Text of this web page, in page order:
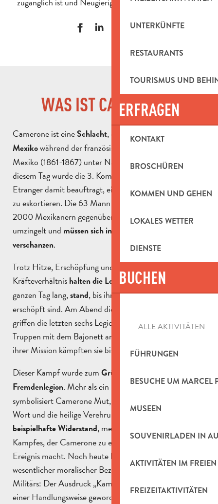
UNTERKÜNFTE
RESTAURANTS
TOURISMUS UND
ERFRAGEN
KONTAKT
BROSCHÜREN
KOMMEN UND GEHEN
LOKALES WETTER
DIENSTE
BUCHEN
ALLE AKTIVITÄTEN
FÜHRUNGEN
BESUCHE UM MARCEL
MUSEEN
SOUVENIRLADEN IN
AKTIVITÄTEN IM FREIEN
FREIZEITAKTIVITÄTEN
WAS IST CAMERONE?
Camerone ist eineSchlacht, die am30. April 1863 in
Mexikowährend der französischen Expedition nach
Mexiko (1861-1867) unter Napoleon III. stattfand. An
diesem Tag wurde die 3. Kompanie des 1er Régiment
Etranger damit beauftragt, einen strategischen Konvoi
zu eskortieren. Die 63 Mann starke Kompanie steht
2000 Mexikanern gegenüber. Die Legionäre werden
umzingelt und müssen sich in einer Hacienda
verschanzen.
Trotz Hitze, Erschöpfung und einem ungünstigen
Kräfteverhältnis halten die Legionäre stundenlang
ganzen Tag lang,stand, bis ihre Munition und ihre Kräfte
erschöpft sind. Am Abend dieses epischen Kampfes
griffen die letzten sechs Legionäre die mexikanischen
Truppen mit dem Bajonett an. Getreu ihrem Wort und
ihrer Mission kämpften sie bis zum bitteren Ende.
Dieser Kampf wurde zumGründungsmythos der
Fremdenlegion. Mehr als ein militärischer Sieg
symbolisiert Camerone Mut, die Treue zum gegebenen
Wort und die heilige Verehrung der Mission. Es ist dieser
beispielhafte Widerstand, mehr als das Ergebnis des
Kampfes, der Camerone zu einem sehr wichtigen
Ereignis macht. Noch heute klingt der Name wie ein
wesentlicher moralischer Bezugspunkt in der Welt des
Militärs: Der Ausdruck „Kamerone machen“ ist fast zu
einer Handlungsweise geworden.